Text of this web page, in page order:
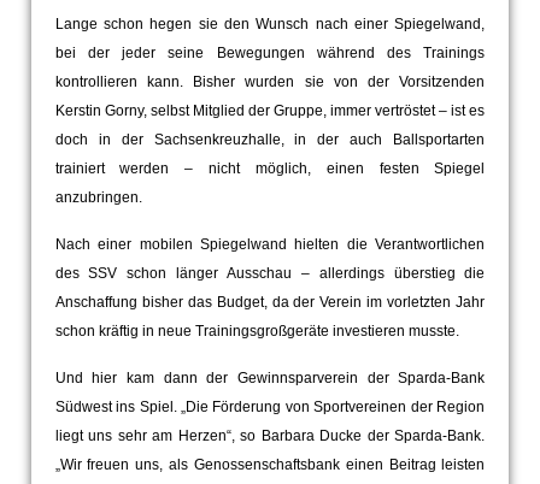
Lange schon hegen sie den Wunsch nach einer Spiegelwand,
bei der jeder seine Bewegungen während des Trainings
kontrollieren kann. Bisher wurden sie von der Vorsitzenden
Kerstin Gorny, selbst Mitglied der Gruppe, immer vertröstet – ist es
doch in der Sachsenkreuzhalle, in der auch Ballsportarten
trainiert werden – nicht möglich, einen festen Spiegel
anzubringen.
Nach einer mobilen Spiegelwand hielten die Verantwortlichen
des SSV schon länger Ausschau – allerdings überstieg die
Anschaffung bisher das Budget, da der Verein im vorletzten Jahr
schon kräftig in neue Trainingsgroßgeräte investieren musste.
Und hier kam dann der Gewinnsparverein der Sparda-Bank
Südwest ins Spiel. „Die Förderung von Sportvereinen der Region
liegt uns sehr am Herzen“, so Barbara Ducke der Sparda-Bank.
„Wir freuen uns, als Genossenschaftsbank einen Beitrag leisten